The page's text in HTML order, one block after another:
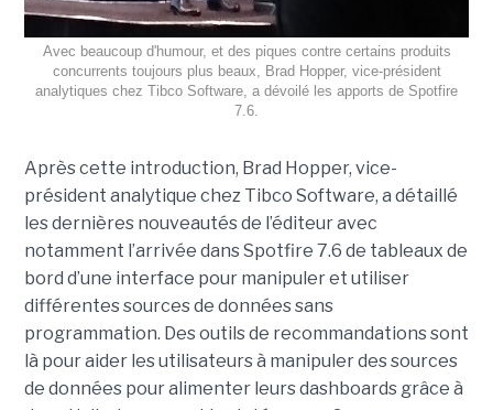
Avec beaucoup d'humour, et des piques contre certains produits
concurrents toujours plus beaux, Brad Hopper, vice-président
analytiques chez Tibco Software, a dévoilé les apports de Spotfire
7.6.
Après cette introduction, Brad Hopper, vice-
président analytique chez Tibco Software, a détaillé
les dernières nouveautés de l’éditeur avec
notamment l’arrivée dans Spotfire 7.6 de tableaux de
bord d’une interface pour manipuler et utiliser
différentes sources de données sans
programmation. Des outils de recommandations sont
là pour aider les utilisateurs à manipuler des sources
de données pour alimenter leurs dashboards grâce à